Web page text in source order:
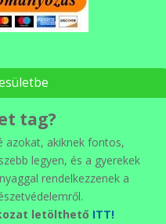
tag?
azokat, akiknek fontos,
legyen, és a gyerekek
rendelkezzenek a
letölthető ITT!